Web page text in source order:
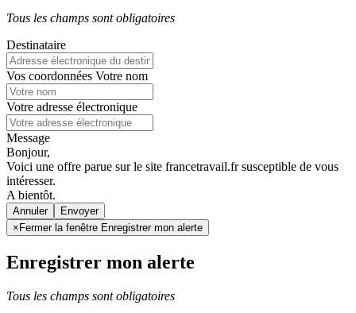
Tous les champs sont obligatoires
Destinataire
Vos coordonnées Votre nom
Votre adresse électronique
Message
Bonjour,
Voici une offre parue sur le site francetravail.fr susceptible de vous
intéresser.
A bientôt.
Annuler
× Fermer la fenêtre Enregistrer mon alerte
Enregistrer mon alerte
Tous les champs sont obligatoires